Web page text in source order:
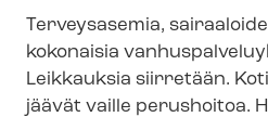
Terveysasemia,
kokonaisia
Leikkauksia siirretään.
jäävät vaille perushoitoa.